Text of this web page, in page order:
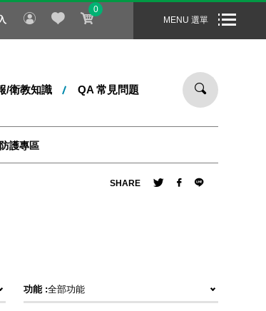
貨，商品的到貨時間需要 7 ~ 10 個工作天 (遇假日
0
MENU 選單
/衛教知識 QA 常見問題
防護專區
SHARE
功能 :全部功能